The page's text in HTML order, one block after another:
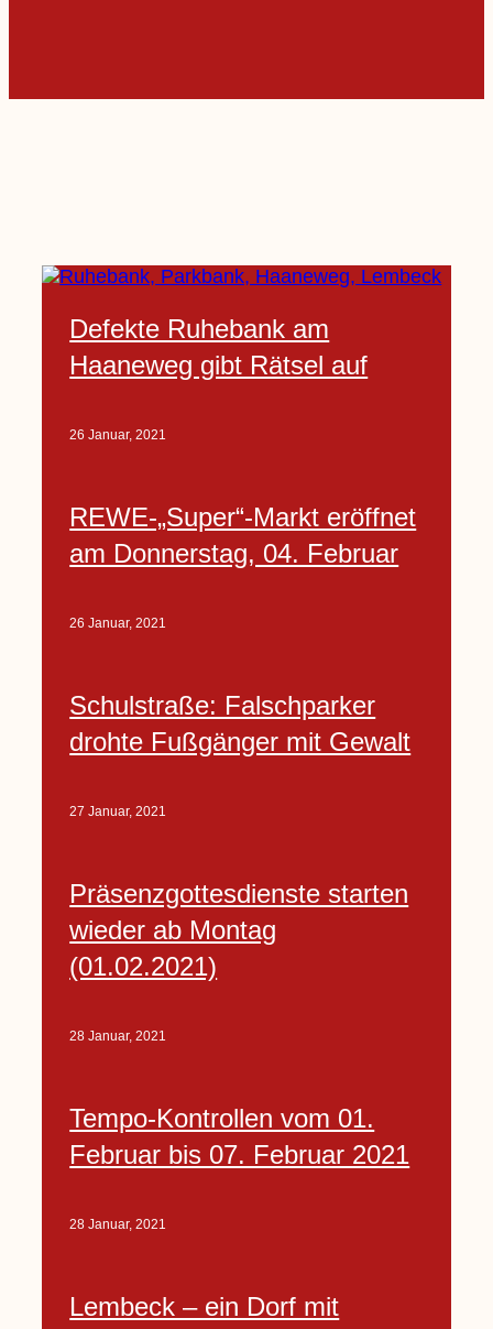
Defekte Ruhebank am
Haaneweg gibt Rätsel auf
26 Januar, 2021
REWE-„Super“-Markt eröffnet
am Donnerstag, 04. Februar
26 Januar, 2021
Schulstraße: Falschparker
drohte Fußgänger mit Gewalt
27 Januar, 2021
Präsenzgottesdienste starten
wieder ab Montag
(01.02.2021)
28 Januar, 2021
Tempo-Kontrollen vom 01.
Februar bis 07. Februar 2021
28 Januar, 2021
Lembeck – ein Dorf mit